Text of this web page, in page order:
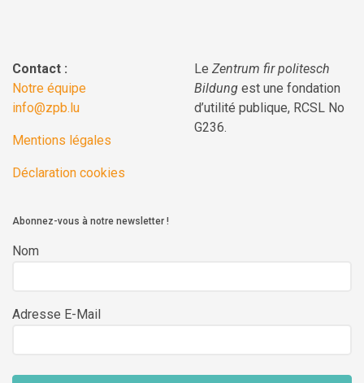
Contact :
Notre équipe
info@zpb.lu
Mentions légales
Déclaration cookies
Le Zentrum fir politesch
Bildung est une fondation
d’utilité publique, RCSL No
G236.
Abonnez-vous à notre newsletter !
Nom
Adresse E-Mail